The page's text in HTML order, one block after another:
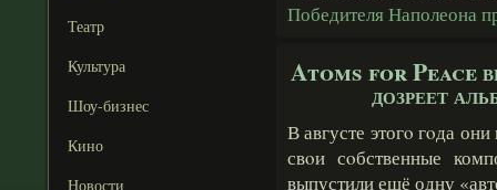
Театр
Культура
Шоу-бизнес
Кино
Новости
Победителя Наполеона
Atoms for Peace
дозреет
В августе этогο гοда
свοи сοбственные
выпустили ещё одну